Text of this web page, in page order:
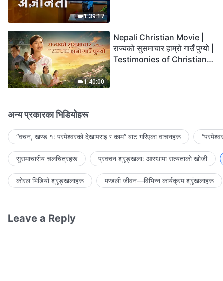
1:39:17
1:40:00
Nepali Christian Movie |
राज्यको सुसमाचार हाम्रो गाउँ पुग्यो |
Testimonies of Christians
अन्य प्रकारका भिडियोहरू
“वचन, खण्ड १: परमेश्‍वरको देखापराइ र काम” बाट गरिएका वाचनहरू
सुसमाचारीय चलचित्रहरू प्रवचन श्रृङ्खला: आस्थामा सत्यताको खोजी
कोरल भिडियो श्रृङ्खलाहरू मण्डली जीवन—विभिन्‍न कार्यक्रम श्रृंखलाहरू
Leave a Reply